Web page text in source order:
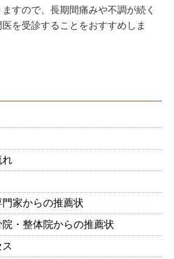
すので、長期間痛みや不調が続く
を受診することをおすすめしま
れ
家からの推薦状
・整体院からの推薦状